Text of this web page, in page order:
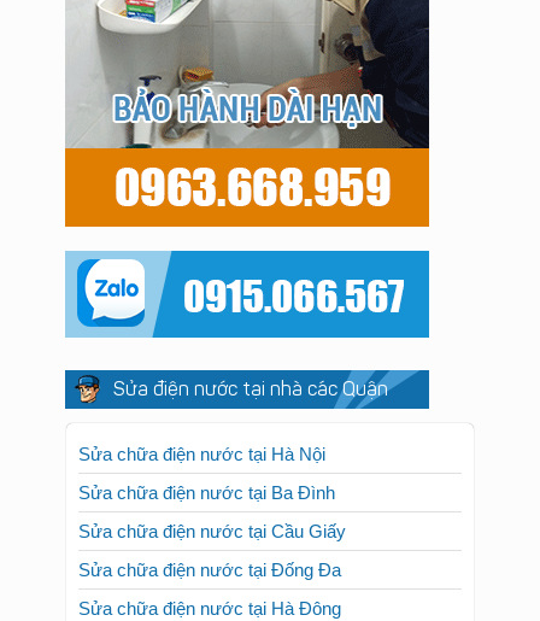
Sửa điện nước tại nhà các Quận
Sửa chữa điện nước tại Hà Nội
Sửa chữa điện nước tại Ba Đình
Sửa chữa điện nước tại Cầu Giấy
Sửa chữa điện nước tại Đống Đa
Sửa chữa điện nước tại Hà Đông